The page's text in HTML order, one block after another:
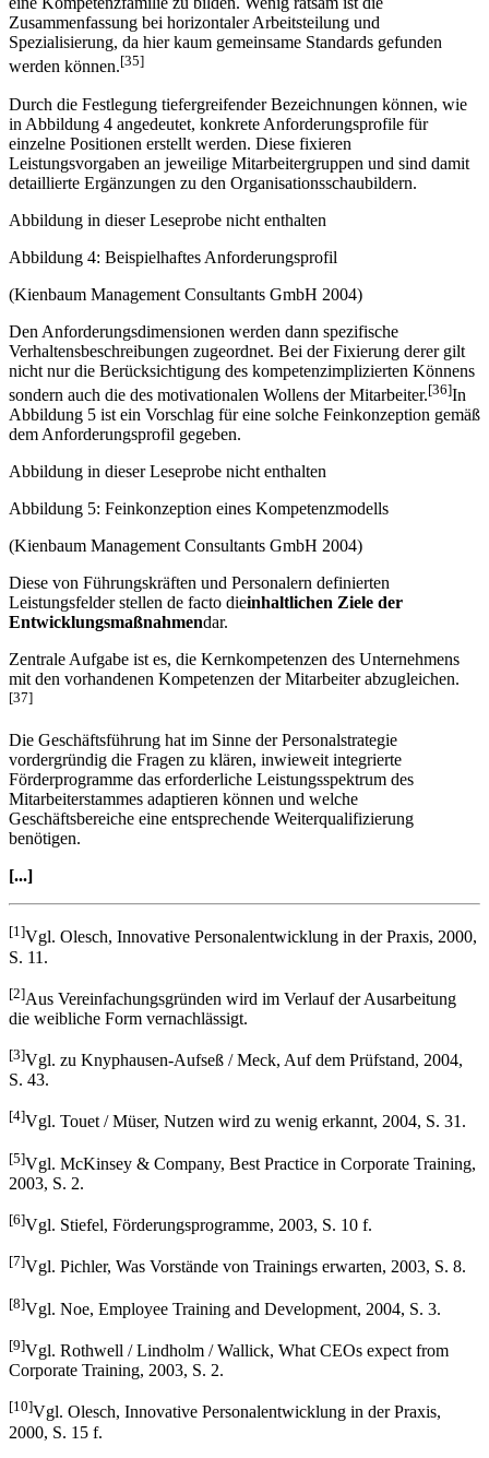
Zusammenfassung bei horizontaler Arbeitsteilung und
Spezialisierung, da hier kaum gemeinsame Standards gefunden
werden können.[35]
Durch die Festlegung tiefergreifender Bezeichnungen können, wie
in Abbildung 4 angedeutet, konkrete Anforderungsprofile für
einzelne Positionen erstellt werden. Diese fixieren
Leistungsvorgaben an jeweilige Mitarbeitergruppen und sind damit
detaillierte Ergänzungen zu den Organisationsschaubildern.
Abbildung in dieser Leseprobe nicht enthalten
Abbildung 4: Beispielhaftes Anforderungsprofil
(Kienbaum Management Consultants GmbH 2004)
Den Anforderungsdimensionen werden dann spezifische
Verhaltensbeschreibungen zugeordnet. Bei der Fixierung derer gilt
nicht nur die Berücksichtigung des kompetenzimplizierten Könnens
sondern auch die des motivationalen Wollens der Mitarbeiter.[36]In
Abbildung 5 ist ein Vorschlag für eine solche Feinkonzeption gemäß
dem Anforderungsprofil gegeben.
Abbildung in dieser Leseprobe nicht enthalten
Abbildung 5: Feinkonzeption eines Kompetenzmodells
(Kienbaum Management Consultants GmbH 2004)
Diese von Führungskräften und Personalern definierten
Leistungsfelder stellen de facto dieinhaltlichen Ziele der
Entwicklungsmaßnahmendar.
Zentrale Aufgabe ist es, die Kernkompetenzen des Unternehmens
mit den vorhandenen Kompetenzen der Mitarbeiter abzugleichen.
[37]
Die Geschäftsführung hat im Sinne der Personalstrategie
vordergründig die Fragen zu klären, inwieweit integrierte
Förderprogramme das erforderliche Leistungsspektrum des
Mitarbeiterstammes adaptieren können und welche
Geschäftsbereiche eine entsprechende Weiterqualifizierung
benötigen.
[...]
[1]Vgl. Olesch, Innovative Personalentwicklung in der Praxis, 2000,
S. 11.
[2]Aus Vereinfachungsgründen wird im Verlauf der Ausarbeitung
die weibliche Form vernachlässigt.
[3]Vgl. zu Knyphausen-Aufseß / Meck, Auf dem Prüfstand, 2004,
S. 43.
[4]Vgl. Touet / Müser, Nutzen wird zu wenig erkannt, 2004, S. 31.
[5]Vgl. McKinsey & Company, Best Practice in Corporate Training,
2003, S. 2.
[6]Vgl. Stiefel, Förderungsprogramme, 2003, S. 10 f.
[7]Vgl. Pichler, Was Vorstände von Trainings erwarten, 2003, S. 8.
[8]Vgl. Noe, Employee Training and Development, 2004, S. 3.
[9]Vgl. Rothwell / Lindholm / Wallick, What CEOs expect from
Corporate Training, 2003, S. 2.
[10]Vgl. Olesch, Innovative Personalentwicklung in der Praxis,
2000, S. 15 f.